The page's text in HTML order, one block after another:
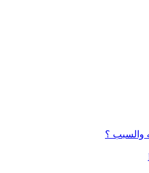
والسبب ؟